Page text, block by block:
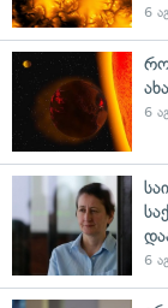
6
6
6